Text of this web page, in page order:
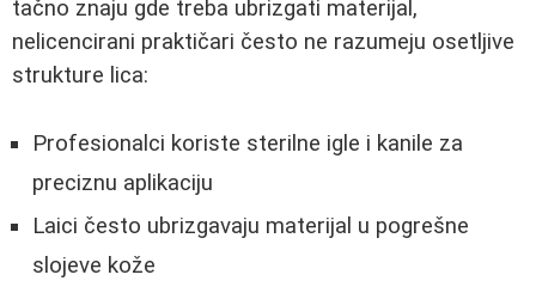
tačno znaju gde treba ubrizgati materijal,
nelicencirani praktičari često ne razumeju osetljive
strukture lica:
Profesionalci koriste sterilne igle i kanile za
preciznu aplikaciju
Laici često ubrizgavaju materijal u pogrešne
slojeve kože